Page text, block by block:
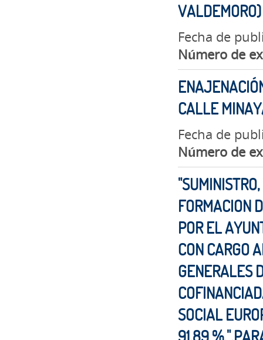
VALDEMORO)
Fecha de
Número de
CALLE
Fecha de
Número de
FORMACION
POR EL
CON CARGO
GENERALES
SOCIAL